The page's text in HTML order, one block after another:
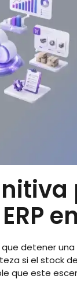
ERP
detener
si el stock
que este